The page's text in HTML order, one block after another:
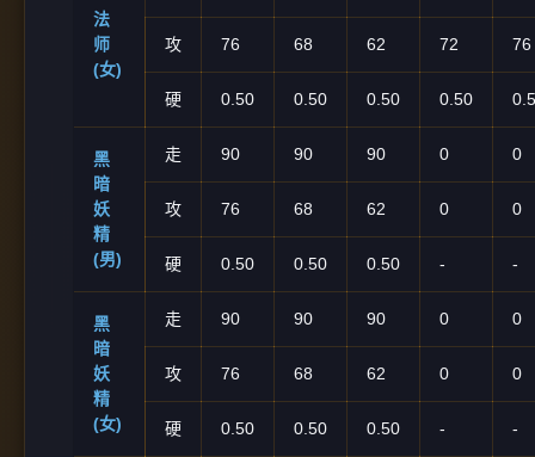
法
师
(女)
攻 76 68 62 72 76
硬 0.50 0.50 0.50 0.50
黑
暗
妖
精
(男)
走 90 90 90 0 0
攻 76 68 62 0 0
硬 0.50 0.50 0.50 - -
黑
暗
妖
精
(女)
走 90 90 90 0 0
攻 76 68 62 0 0
硬 0.50 0.50 0.50 - -